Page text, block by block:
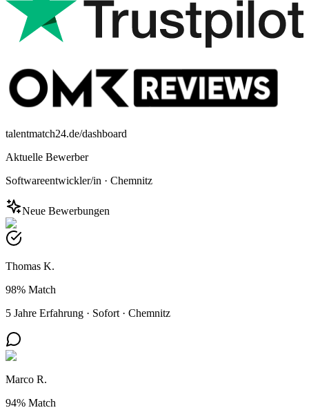
talentmatch24.de/dashboard
Aktuelle Bewerber
Softwareentwickler/in · Chemnitz
Neue Bewerbungen
Thomas K.
98% Match
5 Jahre Erfahrung · Sofort · Chemnitz
Marco R.
94% Match